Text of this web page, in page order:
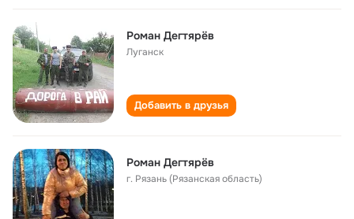
Роман Дегтярёв
Луганск
Добавить в друзья
Роман Дегтярёв
г. Рязань (Рязанская область)